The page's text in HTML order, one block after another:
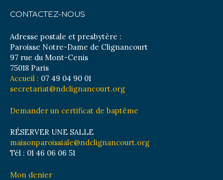
CONTACTEZ-NOUS
Adresse postale et presbytère :
Paroisse Notre-Dame de Clignancourt
97 rue du Mont-Cenis
75018 Paris
Accueil : 07 49 04 90 01
secretariat@ndclignancourt.org
Demander un certificat de baptême
RÉSERVER UNE SALLE
maisonparoissiale@ndclignancourt.org
Tél : 01 46 06 06 51
Mon denier